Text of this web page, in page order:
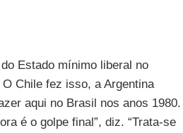
Estado mínimo liberal no
Chile fez isso, a Argentina
aqui no Brasil nos anos 1980.
é o golpe final”, diz. “Trata-se